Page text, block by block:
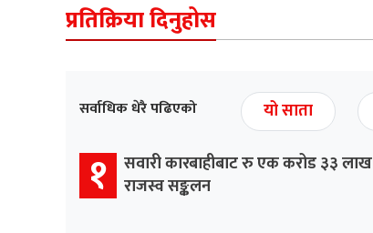
प्रतिक्रिया दिनुहोस
सर्वाधिक धेरै पढिएको यो साता
१ सवारी कारबाहीबाट रु एक करोड ३३ लाख
राजस्व सङ्कलन